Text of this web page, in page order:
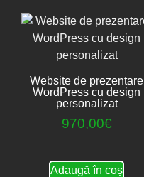
Website de prezentare
WordPress cu design
personalizat
970,00€
Adaugă în coș